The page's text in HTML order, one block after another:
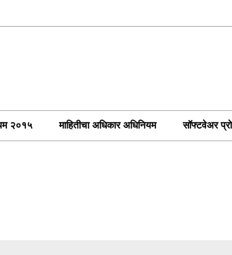
२०१५ माहितीचा अधिकार अधिनियम सॉफ्टवेअर